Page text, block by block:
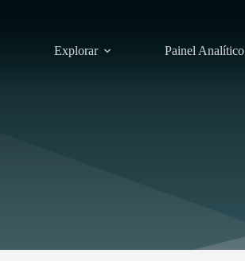
Explorar Painel Analítico